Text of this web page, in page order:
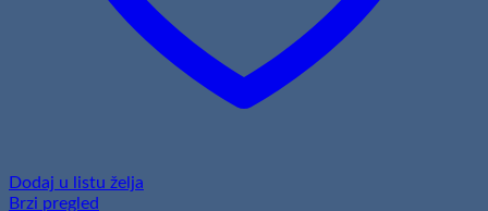
Dodaj u listu želja
Brzi pregled